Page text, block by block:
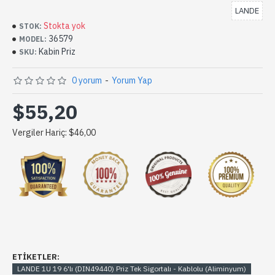
STOK: Stokta yok
MODEL: 36579
SKU: Kabin Priz
LANDE
0 yorum - Yorum Yap
$55,20
Vergiler Hariç: $46,00
ETIKETLER:
LANDE 1U 19 6'lı (DIN49440) Priz Tek Sigortalı - Kablolu (Aliminyum)